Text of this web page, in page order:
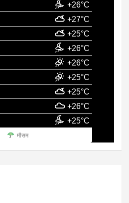
+26°C
+27°C
+25°C
+26°C
+26°C
+25°C
+25°C
+26°C
+25°C
मौसम